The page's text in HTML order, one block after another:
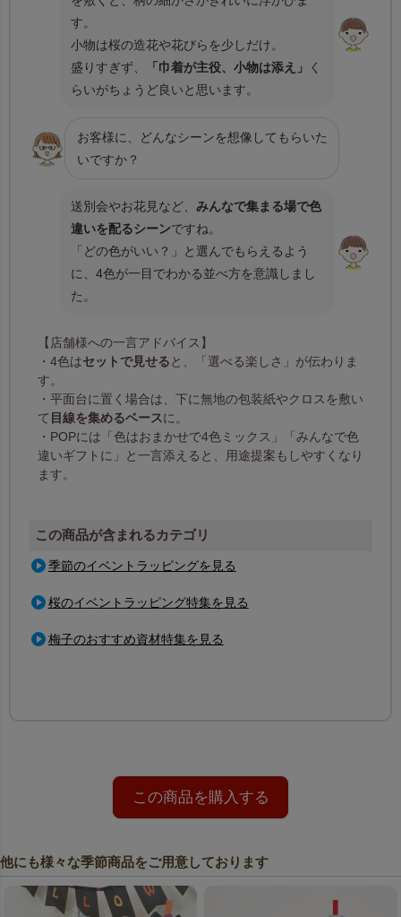
す。
小物は桜の造花や花びらを少しだけ。
盛りすぎず、
「巾着が主役、小物は添え」
く
らいがちょうど良いと思います。
お客様に、どんなシーンを想像してもらいた
いですか？
送別会やお花見など、みんなで集まる場で色
違いを配るシーンですね。
「どの色がいい？」と選んでもらえるよう
に、4色が一目でわかる並べ方を意識しまし
た。
【店舗様への一言アドバイス】
・4色はセットで見せると、「選べる楽しさ」が伝わりま
す。
・平面台に置く場合は、下に無地の包装紙やクロスを敷い
て 目線を集めるベースに。
・POPには「色はおまかせで4色ミックス」「みんなで色
違いギフトに」と一言添えると、用途提案もしやすくなり
ます。
この商品が含まれるカテゴリ
季節のイベントラッピングを見る
桜のイベントラッピング特集を見る
梅子のおすすめ資材特集を見る
この商品を購入する
他にも様々な季節商品をご用意しております